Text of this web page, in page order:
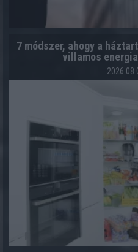
7 módszer, ahogy a
villamos